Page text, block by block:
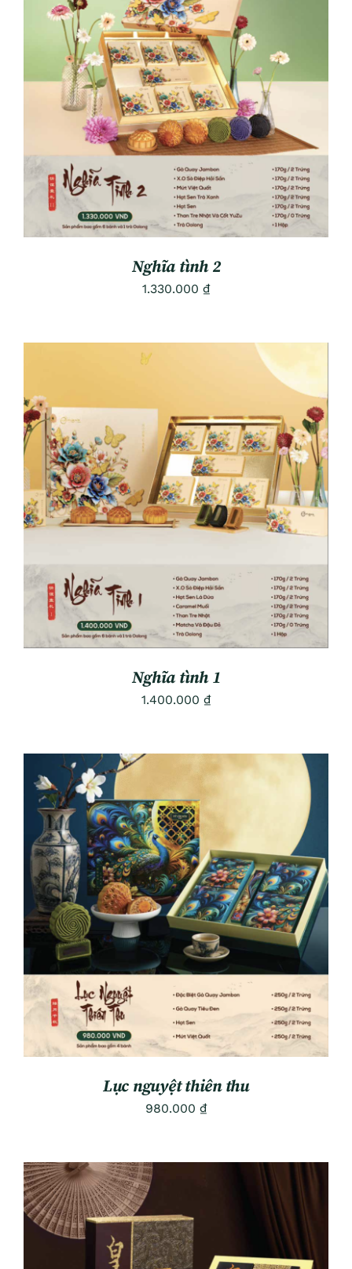
ADD TO CART
/
DETAILS
Nghĩa tình 2
1.330.000 ₫
ADD TO CART
/
DETAILS
Nghĩa tình 1
1.400.000 ₫
ADD TO CART
/
DETAILS
Lục nguyệt thiên thu
980.000 ₫